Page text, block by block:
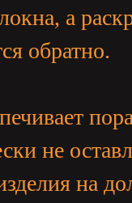
а
обратно.
не
на